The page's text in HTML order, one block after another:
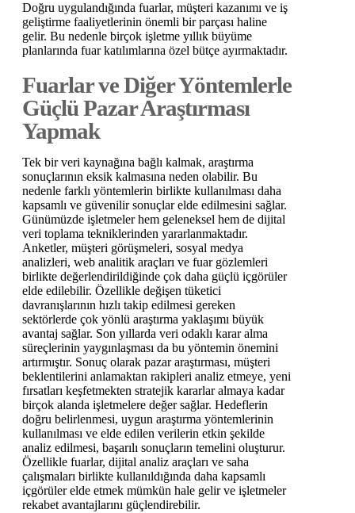
Doğru uygulandığında fuarlar, müşteri kazanımı ve iş
geliştirme faaliyetlerinin önemli bir parçası haline
gelir. Bu nedenle birçok işletme yıllık büyüme
planlarında fuar katılımlarına özel bütçe ayırmaktadır.
Fuarlar ve Diğer Yöntemlerle
Güçlü Pazar Araştırması
Yapmak
Tek bir veri kaynağına bağlı kalmak, araştırma
sonuçlarının eksik kalmasına neden olabilir. Bu
nedenle farklı yöntemlerin birlikte kullanılması daha
kapsamlı ve güvenilir sonuçlar elde edilmesini sağlar.
Günümüzde işletmeler hem geleneksel hem de dijital
veri toplama tekniklerinden yararlanmaktadır.
Anketler, müşteri görüşmeleri, sosyal medya
analizleri, web analitik araçları ve fuar gözlemleri
birlikte değerlendirildiğinde çok daha güçlü içgörüler
elde edilebilir. Özellikle değişen tüketici
davranışlarının hızlı takip edilmesi gereken
sektörlerde çok yönlü araştırma yaklaşımı büyük
avantaj sağlar. Son yıllarda veri odaklı karar alma
süreçlerinin yaygınlaşması da bu yöntemin önemini
artırmıştır. Sonuç olarak pazar araştırması, müşteri
beklentilerini anlamaktan rakipleri analiz etmeye, yeni
fırsatları keşfetmekten stratejik kararlar almaya kadar
birçok alanda işletmelere değer sağlar. Hedeflerin
doğru belirlenmesi, uygun araştırma yöntemlerinin
kullanılması ve elde edilen verilerin etkin şekilde
analiz edilmesi, başarılı sonuçların temelini oluşturur.
Özellikle fuarlar, dijital analiz araçları ve saha
çalışmaları birlikte kullanıldığında daha kapsamlı
içgörüler elde etmek mümkün hale gelir ve işletmeler
rekabet avantajlarını güçlendirebilir.